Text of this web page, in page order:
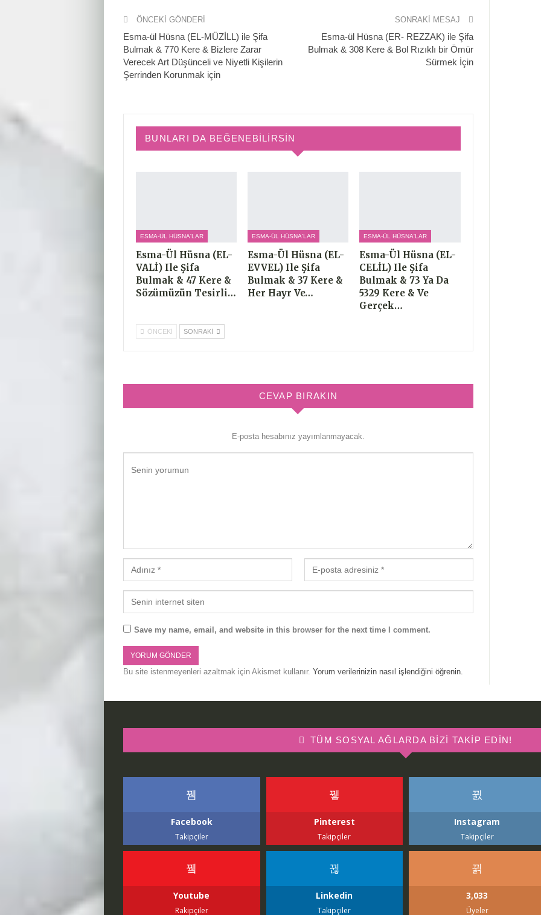
ÖNCEKI GÖNDERI
Esma-ül Hüsna (EL-MÜZİLL) ile Şifa
Bulmak & 770 Kere & Bizlere Zarar
Verecek Art Düşünceli ve Niyetli Kişilerin
Şerrinden Korunmak için
SONRAKI MESAJ
Esma-ül Hüsna (ER- REZZAK) ile Şifa
Bulmak & 308 Kere & Bol Rızıklı bir Ömür
Sürmek İçin
BUNLARI DA BEĞENEBILIRSIN
ESMA-ÜL HÜSNA'LAR
Esma-Ül Hüsna (EL-
VALİ) Ile Şifa
Bulmak & 47 Kere &
Sözümüzün Tesirli…
ESMA-ÜL HÜSNA'LAR
Esma-Ül Hüsna (EL-
EVVEL) Ile Şifa
Bulmak & 37 Kere &
Her Hayr Ve…
ESMA-ÜL HÜSNA'LAR
Esma-Ül Hüsna (EL-
CELİL) Ile Şifa
Bulmak & 73 Ya Da
5329 Kere & Ve
Gerçek…
ÖNCEKI SONRAKI
CEVAP BIRAKIN
E-posta hesabınız yayımlanmayacak.
Save my name, email, and website in this browser for the next time I comment.
Bu site istenmeyenleri azaltmak için Akismet kullanır. Yorum verilerinizin nasıl işlendiğini öğrenin.
TÜM SOSYAL AĞLARDA BIZI TAKIP EDIN!
Facebook
Takipçiler
Pinterest
Takipçiler
Instagram
Takipçiler
Youtube
Rakipçiler
Linkedin
Takipçiler
3,033
Üyeler